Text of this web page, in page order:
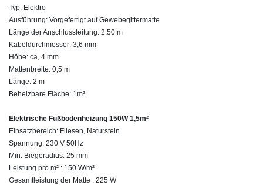
Typ: Elektro
Ausführung: Vorgefertigt auf Gewebegittermatte
Länge der Anschlussleitung: 2,50 m
Kabeldurchmesser: 3,6 mm
Höhe: ca, 4 mm
Mattenbreite: 0,5 m
Länge: 2 m
Beheizbare Fläche: 1m²
Elektrische Fußbodenheizung 150W 1,5m²
Einsatzbereich: Fliesen, Naturstein
Spannung: 230 V 50Hz
Min. Biegeradius: 25 mm
Leistung pro m² : 150 W/m²
Gesamtleistung der Matte : 225 W